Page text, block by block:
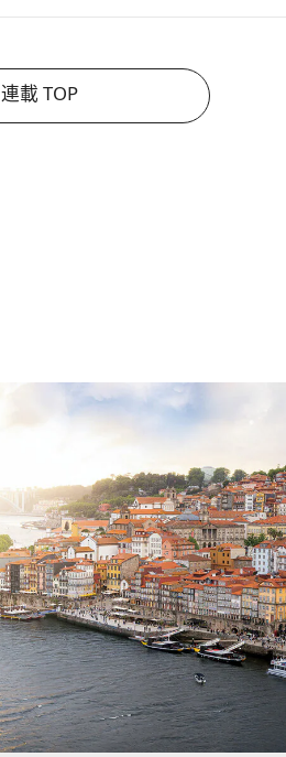
連載 TOP